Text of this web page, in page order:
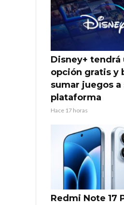
Disney+ tendrá
opción gratis y
sumar juegos a
plataforma
Hace 17 horas
Redmi Note 17